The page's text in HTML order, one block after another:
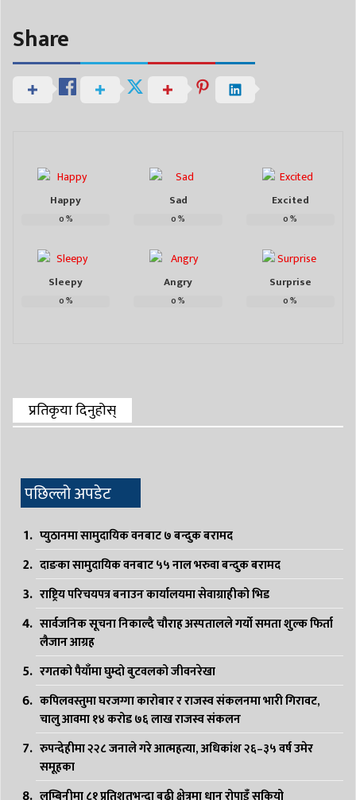
Share
Happy
0%
Sad
0%
Excited
0%
Sleepy
0%
Angry
0%
Surprise
0%
प्रतिकृया दिनुहोस्
पछिल्लो अपडेट
प्युठानमा सामुदायिक वनबाट ७ बन्दुक बरामद
दाङका सामुदायिक वनबाट ५५ नाल भरुवा बन्दुक बरामद
राष्ट्रिय परिचयपत्र बनाउन कार्यालयमा सेवाग्राहीको भिड
सार्वजनिक सूचना निकाल्दै चौराह अस्पतालले गर्यो समता शुल्क फिर्ता
लैजान आग्रह
रगतको पैयाँमा घुम्दो बुटवलको जीवनरेखा
कपिलवस्तुमा घरजग्गा कारोबार र राजस्व संकलनमा भारी गिरावट,
चालु आवमा १४ करोड ७६ लाख राजस्व संकलन
रुपन्देहीमा २२८ जनाले गरे आत्महत्या, अधिकांश २६–३५ वर्ष उमेर
समूहका